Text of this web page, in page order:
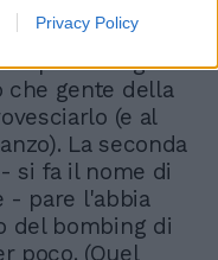
Privacy Policy